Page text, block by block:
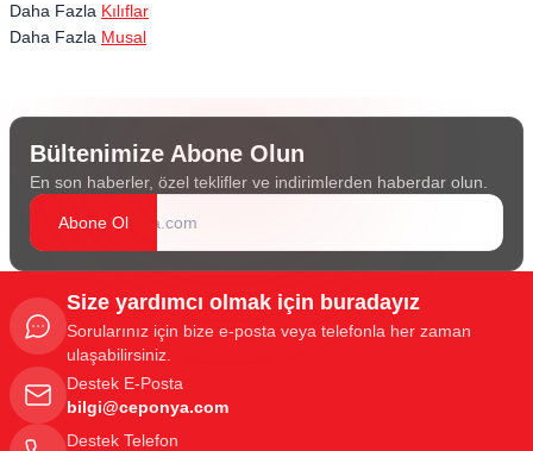
Daha Fazla Kılıflar
Daha Fazla Musal
Bültenimize Abone Olun
En son haberler, özel teklifler ve indirimlerden haberdar olun.
Abone Ol
Size yardımcı olmak için buradayız
Sorularınız için bize e-posta veya telefonla her zaman
ulaşabilirsiniz.
Destek E-Posta
bilgi@ceponya.com
Destek Telefon